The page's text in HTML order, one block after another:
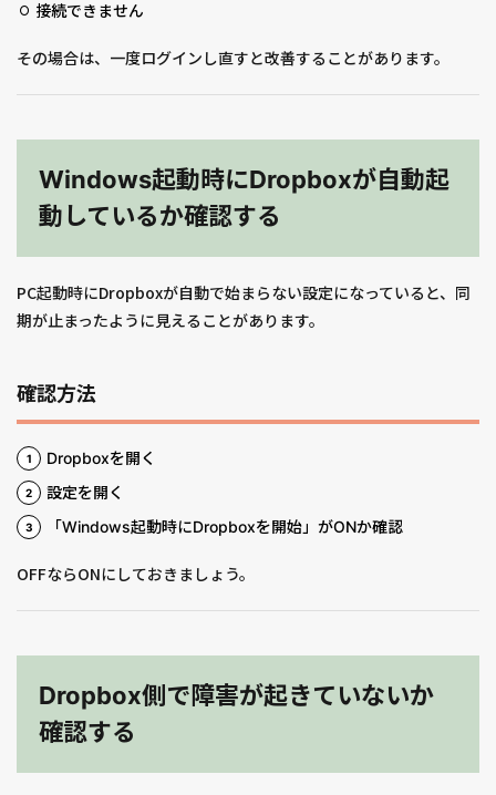
接続できません
その場合は、一度ログインし直すと改善することがあります。
Windows起動時にDropboxが自動起
動しているか確認する
PC起動時にDropboxが自動で始まらない設定になっていると、同
期が止まったように見えることがあります。
確認方法
Dropboxを開く
設定を開く
「Windows起動時にDropboxを開始」がONか確認
OFFならONにしておきましょう。
Dropbox側で障害が起きていないか
確認する